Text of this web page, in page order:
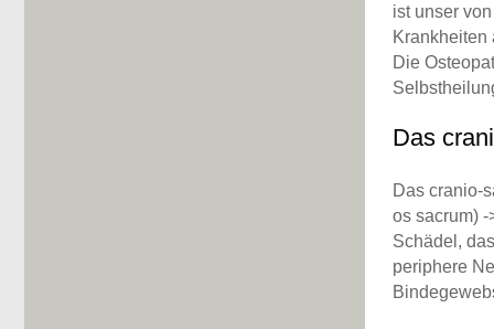
ist unser
Krankheiten
Die
Das
Das cranio-
os sacrum)
Schädel,
periphere